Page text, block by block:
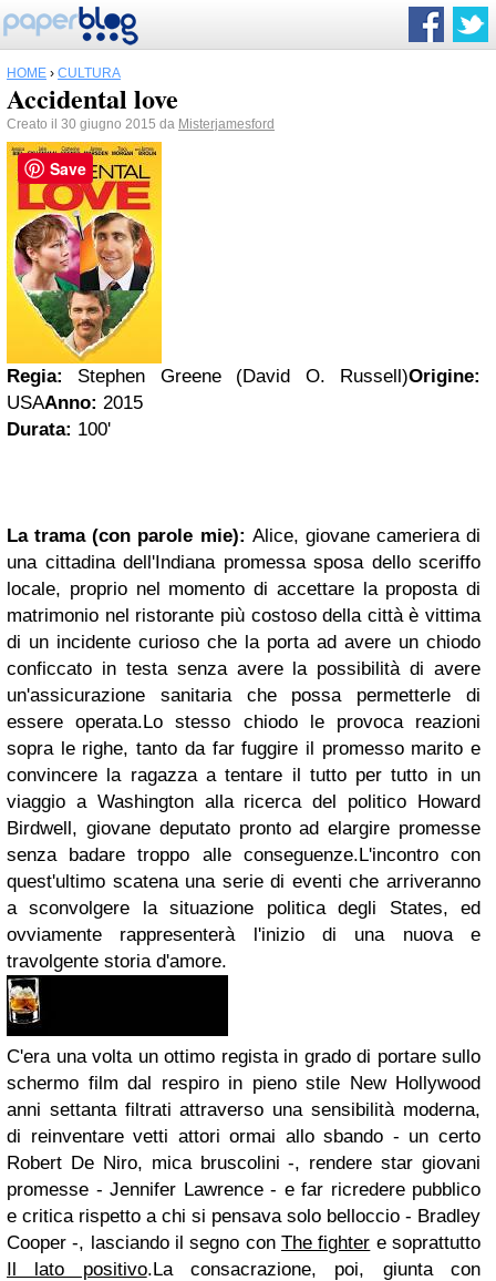
HOME › CULTURA
Accidental love
Creato il 30 giugno 2015 da Misterjamesford
Regia: Stephen Greene (David O. Russell)Origine:
USAAnno: 2015
Durata: 100'
La trama (con parole mie): Alice, giovane cameriera di
una cittadina dell'Indiana promessa sposa dello sceriffo
locale, proprio nel momento di accettare la proposta di
matrimonio nel ristorante più costoso della città è vittima
di un incidente curioso che la porta ad avere un chiodo
conficcato in testa senza avere la possibilità di avere
un'assicurazione sanitaria che possa permetterle di
essere operata.Lo stesso chiodo le provoca reazioni
sopra le righe, tanto da far fuggire il promesso marito e
convincere la ragazza a tentare il tutto per tutto in un
viaggio a Washington alla ricerca del politico Howard
Birdwell, giovane deputato pronto ad elargire promesse
senza badare troppo alle conseguenze.L'incontro con
quest'ultimo scatena una serie di eventi che arriveranno
a sconvolgere la situazione politica degli States, ed
ovviamente rappresenterà l'inizio di una nuova e
travolgente storia d'amore.
C'era una volta un ottimo regista in grado di portare sullo
schermo film dal respiro in pieno stile New Hollywood
anni settanta filtrati attraverso una sensibilità moderna,
di reinventare vetti attori ormai allo sbando - un certo
Robert De Niro, mica bruscolini -, rendere star giovani
promesse - Jennifer Lawrence - e far ricredere pubblico
e critica rispetto a chi si pensava solo belloccio - Bradley
Cooper -, lasciando il segno con The fighter e soprattutto
Il lato positivo.La consacrazione, poi, giunta con
Save